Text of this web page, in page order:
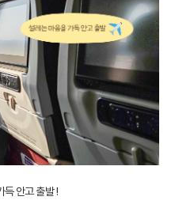
득 안고 출발 !